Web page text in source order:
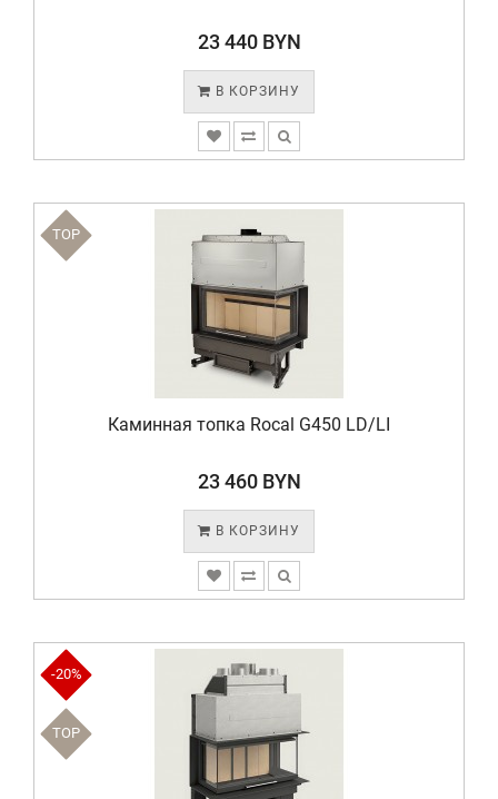
23 440 BYN
В КОРЗИНУ
TOP
Каминная топка Rocal G450 LD/LI
23 460 BYN
В КОРЗИНУ
-20%
TOP